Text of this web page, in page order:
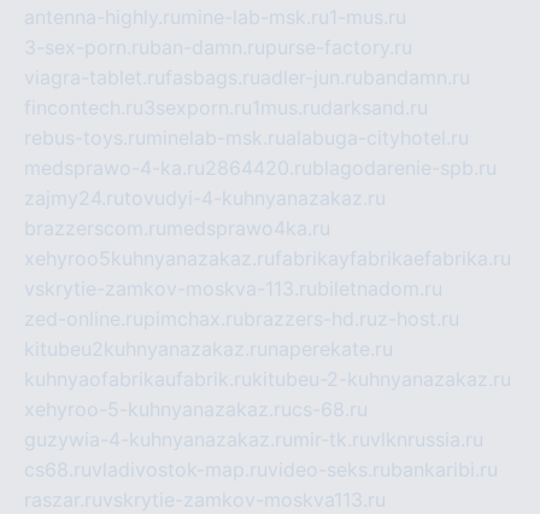
antenna-highly.ru mine-lab-msk.ru1-mus.ru
3-sex-porn.ruban-damn.rupurse-factory.ru
viagra-tablet.rufasbags.ruadler-jun.rubandamn.ru
fincontech.ru3sexporn.ru1mus.rudarksand.ru
rebus-toys.ru minelab-msk.rualabuga-cityhotel.ru
medsprawo-4-ka.ru2864420.rublagodarenie-spb.ru
zajmy24.rutovudyi-4-kuhnyanazakaz.ru
brazzerscom.ru medsprawo4ka.ru
xehyroo5kuhnyanazakaz.rufabrikayfabrikaefabrika.ru
vskrytie-zamkov-moskva-113.rubiletnadom.ru
zed-online.rupimchax.rubrazzers-hd.ruz-host.ru
kitubeu2kuhnyanazakaz.ru naperekate.ru
kuhnyaofabrikaufabrik.rukitubeu-2-kuhnyanazakaz.ru
xehyroo-5-kuhnyanazakaz.rucs-68.ru
guzywia-4-kuhnyanazakaz.ru mir-tk.ruvlknrussia.ru
cs68.ruvladivostok-map.ruvideo-seks.rubankaribi.ru
raszar.ruvskrytie-zamkov-moskva113.ru